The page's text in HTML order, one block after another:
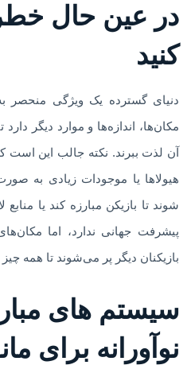
در عین حال
کنید
مکان‌ها، اندازه‌ها و موارد دیگر
آن لذت ببرند. نکته جالب این است
هیولاها یا موجودات زیادی به
شوند تا بازیکن مبارزه کند یا
پیشرفت جهانی ندارد، اما
بازیکنان دیگر پر می‌شوند تا همه
سیستم های
نوآورانه برای